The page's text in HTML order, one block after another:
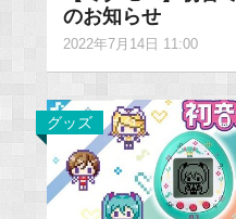
のお知らせ
2022年7月14日 11:00
グッズ